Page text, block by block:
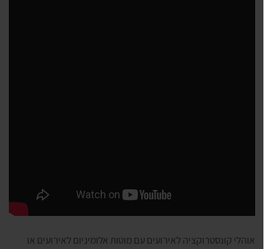
אוהלי קונסטרוקציה לאירועים עם מוטות אלומיניום לאירועים או